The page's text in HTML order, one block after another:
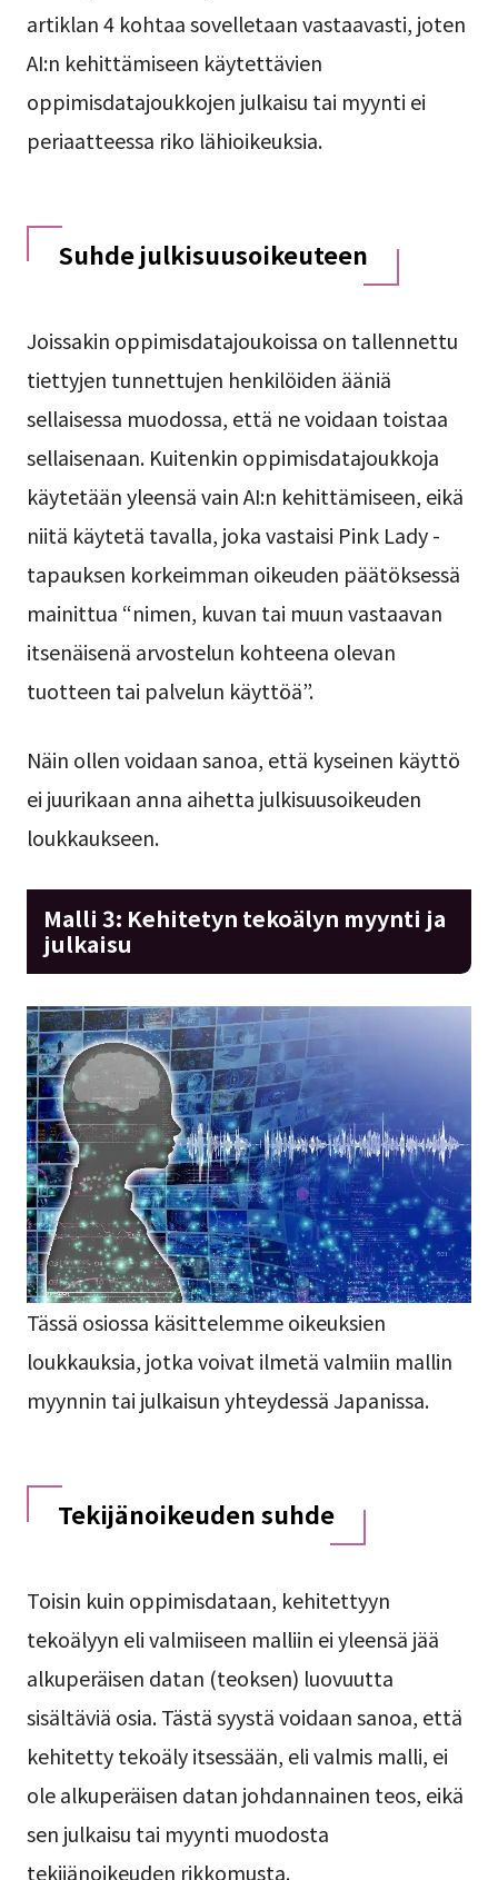
artiklan 4 kohtaa sovelletaan vastaavasti, joten
AI:n kehittämiseen käytettävien
oppimisdatajoukkojen julkaisu tai myynti ei
periaatteessa riko lähioikeuksia.
Suhde julkisuusoikeuteen
Joissakin oppimisdatajoukoissa on tallennettu
tiettyjen tunnettujen henkilöiden ääniä
sellaisessa muodossa, että ne voidaan toistaa
sellaisenaan. Kuitenkin oppimisdatajoukkoja
käytetään yleensä vain AI:n kehittämiseen, eikä
niitä käytetä tavalla, joka vastaisi Pink Lady -
tapauksen korkeimman oikeuden päätöksessä
mainittua “nimen, kuvan tai muun vastaavan
itsenäisenä arvostelun kohteena olevan
tuotteen tai palvelun käyttöä”.
Näin ollen voidaan sanoa, että kyseinen käyttö
ei juurikaan anna aihetta julkisuusoikeuden
loukkaukseen.
Malli 3: Kehitetyn tekoälyn myynti ja
julkaisu
Tässä osiossa käsittelemme oikeuksien
loukkauksia, jotka voivat ilmetä valmiin mallin
myynnin tai julkaisun yhteydessä Japanissa.
Tekijänoikeuden suhde
Toisin kuin oppimisdataan, kehitettyyn
tekoälyyn eli valmiiseen malliin ei yleensä jää
alkuperäisen datan (teoksen) luovuutta
sisältäviä osia. Tästä syystä voidaan sanoa, että
kehitetty tekoäly itsessään, eli valmis malli, ei
ole alkuperäisen datan johdannainen teos, eikä
sen julkaisu tai myynti muodosta
tekijänoikeuden rikkomusta.